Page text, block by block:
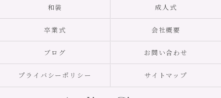
和装 成人式
卒業式 会社概要
ブログ お問い合わせ
プライバシーポリシー サイトマップ